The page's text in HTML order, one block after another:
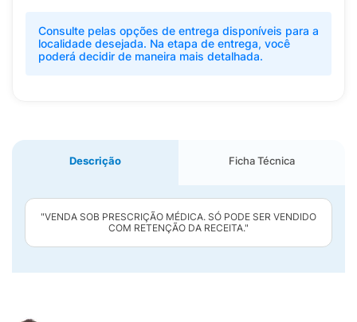
Consulte pelas opções de entrega disponíveis para a
localidade desejada. Na etapa de entrega, você
poderá decidir de maneira mais detalhada.
Descrição Ficha Técnica
"VENDA SOB PRESCRIÇÃO MÉDICA. SÓ PODE SER VENDIDO
COM RETENÇÃO DA RECEITA."